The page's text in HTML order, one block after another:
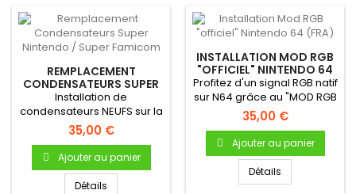
REMPLACEMENT
CONDENSATEURS SUPER
NINTENDO / SUPER
FAMICOM
Installation de
condensateurs NEUFS sur la
carte mère de votre
console Super...
35,00 €
Ajouter au panier
Détails
INSTALLATION MOD RGB
"OFFICIEL" NINTENDO 64
(FRA)
Profitez d'un signal RGB natif
sur N64 grâce au "MOD RGB
OFFICIEL N64" !...
35,00 €
Ajouter au panier
Détails